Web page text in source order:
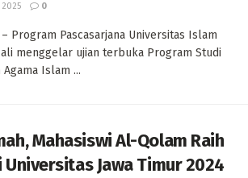
0
Program Pascasarjana Universitas Islam
menggelar ujian terbuka Program Studi
Islam ...
Mahasiswi Al-Qolam Raih
Universitas Jawa Timur 2024